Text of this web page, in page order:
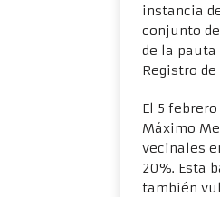
instancia
conjunto
de la
Registro
El 5
Máximo
vecinales
20%. Esta
también